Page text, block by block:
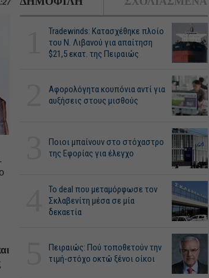
Tradewinds: Κατασχέθηκε πλοίο
του Ν. Λιβανού για απαίτηση
$21,5 εκατ. της Πειραιώς
Αφορολόγητα κουπόνια αντί για
αυξήσεις στους μισθούς
Ποιοι μπαίνουν στο στόχαστρο
της Εφορίας για έλεγχο
Το deal που μεταμόρφωσε τον
Σκλαβενίτη μέσα σε μία
δεκαετία
Πειραιώς: Πού τοποθετούν την
τιμή-στόχο οκτώ ξένοι οίκοι